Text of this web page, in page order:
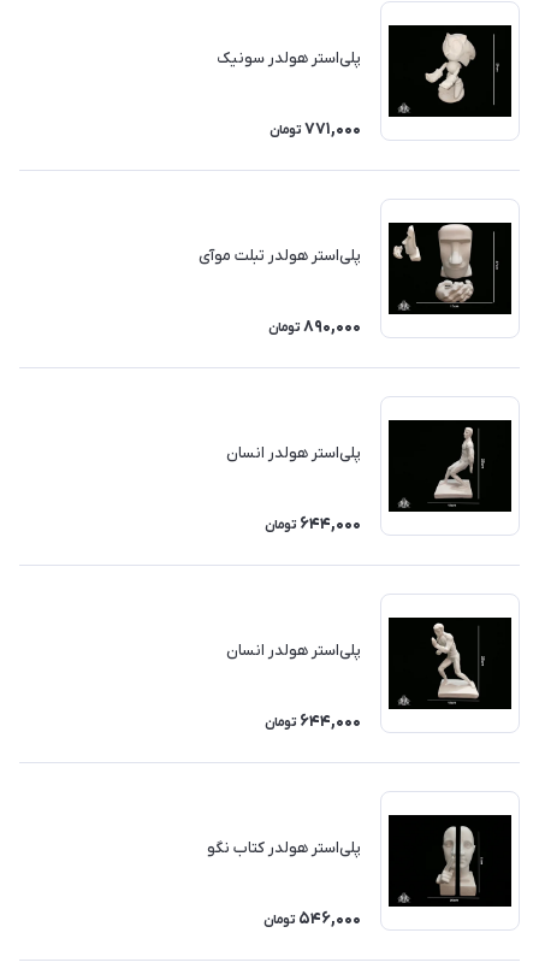
پلی‌استر هولدر سونیک
771,000 تومان
پلی‌استر هولدر تبلت موآی
890,000 تومان
پلی‌استر هولدر انسان
644,000 تومان
پلی‌استر هولدر انسان
644,000 تومان
پلی‌استر هولدر کتاب نگو
546,000 تومان